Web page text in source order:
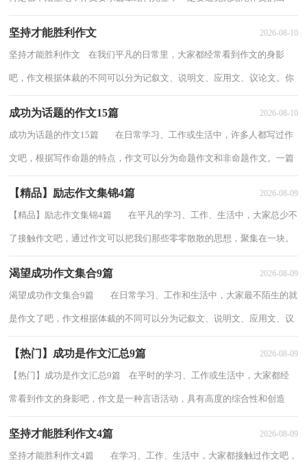
坚持才能胜利作文 2026-08-10
坚持才能胜利作文 在我们平凡的日常里，大家都经常看到作文的身影
吧，作文根据体裁的不同可以分为记叙文、说明文、应用文、议论文。你
成功为话题的作文15篇 2026-08-10
成功为话题的作文15篇 在日常学习、工作或生活中，许多人都写过作
文吧，根据写作命题的特点，作文可以分为命题作文和非命题作文。一篇
【精品】励志作文集锦4篇 2026-08-09
【精品】励志作文集锦4篇 在平凡的学习、工作、生活中，大家总少不
了接触作文吧，通过作文可以把我们那些零零散散的思想，聚集在一块。
渴望成功作文集合9篇 2026-08-09
渴望成功作文集合9篇 在日常学习、工作和生活中，大家最不陌生的就
是作文了吧，作文根据体裁的不同可以分为记叙文、说明文、应用文、议
【热门】成功是作文汇总9篇 2026-08-09
【热门】成功是作文汇总9篇 在平时的学习、工作或生活中，大家都经
常看到作文的身影吧，作文是一种言语活动，具有高度的综合性和创造
坚持才能胜利作文4篇 2026-08-09
坚持才能胜利作文4篇 在学习、工作、生活中，大家都接触过作文吧，